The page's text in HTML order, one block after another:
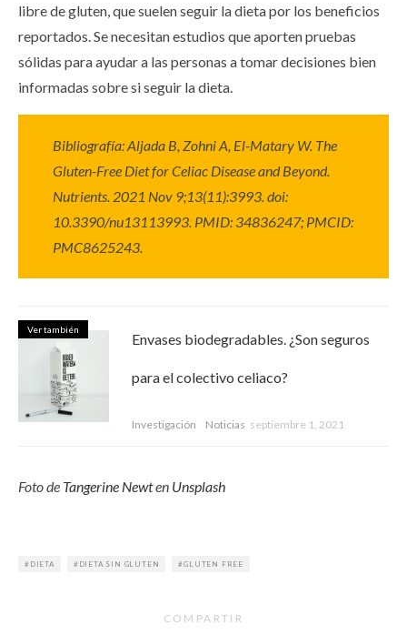
libre de gluten, que suelen seguir la dieta por los beneficios
reportados. Se necesitan estudios que aporten pruebas
sólidas para ayudar a las personas a tomar decisiones bien
informadas sobre si seguir la dieta.
Bibliografía: Aljada B, Zohni A, El-Matary W. The
Gluten-Free Diet for Celiac Disease and Beyond.
Nutrients. 2021 Nov 9;13(11):3993. doi:
10.3390/nu13113993. PMID: 34836247; PMCID:
PMC8625243.
Ver también
Envases biodegradables. ¿Son seguros
para el colectivo celiaco?
Investigación Noticias septiembre 1, 2021
Foto de Tangerine Newten Unsplash
DIETA DIETA SIN GLUTEN GLUTEN FREE
COMPARTIR